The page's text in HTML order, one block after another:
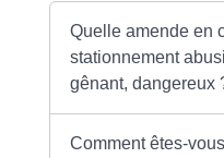
Quelle amende en
stationnement
gênant, dangereux
Comment êtes-